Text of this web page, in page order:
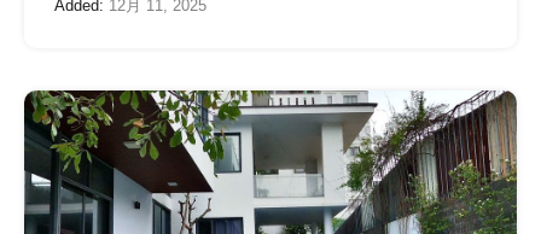
Added: 12月 11, 2025